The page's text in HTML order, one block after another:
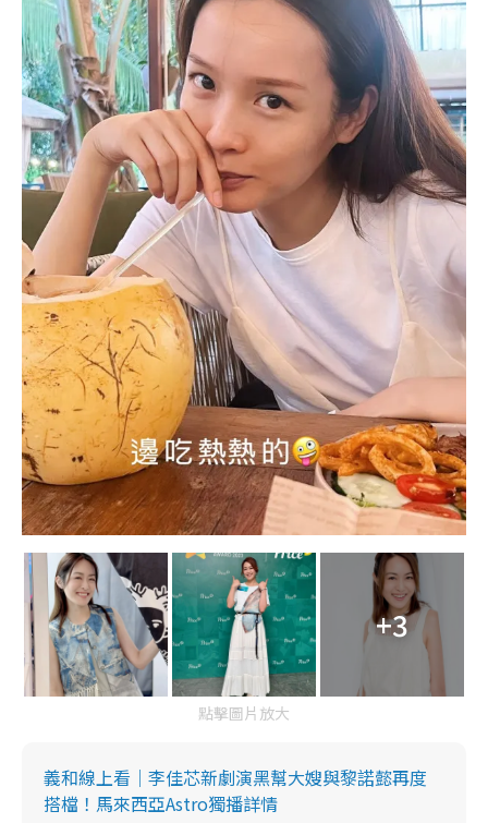
+3
點擊圖片放大
義和線上看｜李佳芯新劇演黑幫大嫂與黎諾懿再度
搭檔！馬來西亞Astro獨播詳情